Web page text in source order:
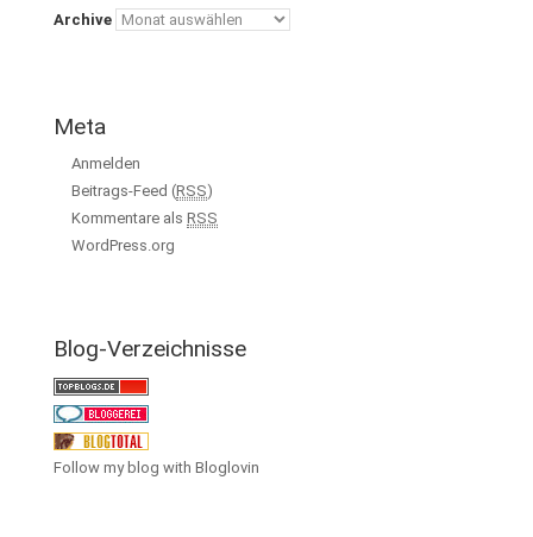
Archive
Meta
Anmelden
Beitrags-Feed (RSS)
Kommentare als RSS
WordPress.org
Blog-Verzeichnisse
Follow my blog with Bloglovin